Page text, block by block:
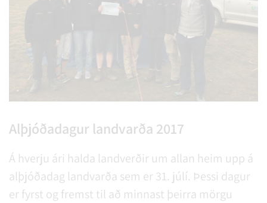
Alþjóðadagur landvarða 2017
Á hverju ári halda landverðir um allan heim upp á
alþjóðadag landvarða sem er 31. júlí. Þessi dagur
er fyrst og fremst til að minnast þeirra mörgu